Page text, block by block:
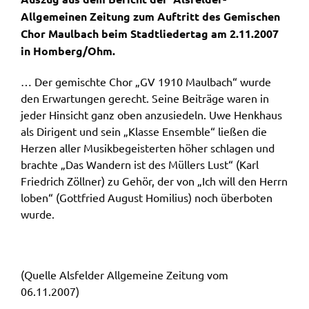
Allgemeinen Zeitung zum Auftritt des Gemischen
Chor Maulbach beim Stadtliedertag am 2.11.2007
in Homberg/Ohm.
… Der gemischte Chor „GV 1910 Maulbach“ wurde
den Erwartungen gerecht. Seine Beiträge waren in
jeder Hinsicht ganz oben anzusiedeln. Uwe Henkhaus
als Dirigent und sein „Klasse Ensemble“ ließen die
Herzen aller Musikbegeisterten höher schlagen und
brachte „Das Wandern ist des Müllers Lust“ (Karl
Friedrich Zöllner) zu Gehör, der von „Ich will den Herrn
loben“ (Gottfried August Homilius) noch überboten
wurde.
(Quelle Alsfelder Allgemeine Zeitung vom
06.11.2007)